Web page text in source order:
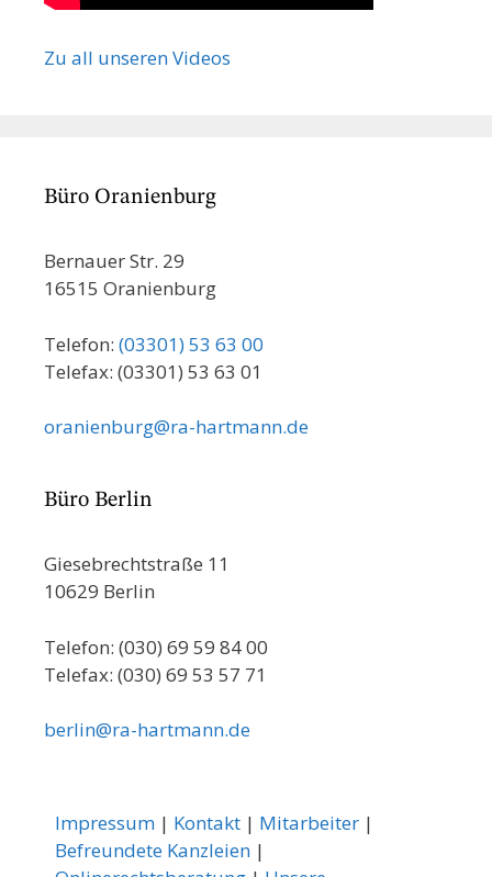
Zu all unseren Videos
Büro Oranienburg
Bernauer Str. 29
16515 Oranienburg
Telefon: (03301) 53 63 00
Telefax: (03301) 53 63 01
oranienburg@ra-hartmann.de
Büro Berlin
Giesebrechtstraße 11
10629 Berlin
Telefon: (030) 69 59 84 00
Telefax: (030) 69 53 57 71
berlin@ra-hartmann.de
Impressum | Kontakt | Mitarbeiter |
Befreundete Kanzleien |